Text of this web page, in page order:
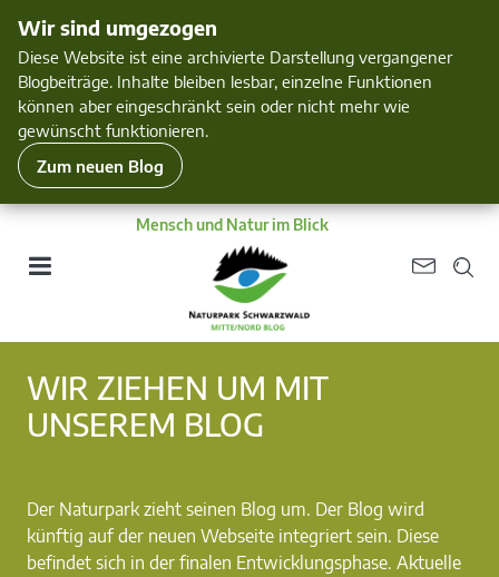
Wir sind umgezogen
Diese Website ist eine archivierte Darstellung vergangener
Blogbeiträge. Inhalte bleiben lesbar, einzelne Funktionen
können aber eingeschränkt sein oder nicht mehr wie
gewünscht funktionieren.
Zum neuen Blog
Mensch und Natur im Blick
WIR ZIEHEN UM MIT
UNSEREM BLOG
Der Naturpark zieht seinen Blog um. Der Blog wird
künftig auf der neuen Webseite integriert sein. Diese
befindet sich in der finalen Entwicklungsphase. Aktuelle